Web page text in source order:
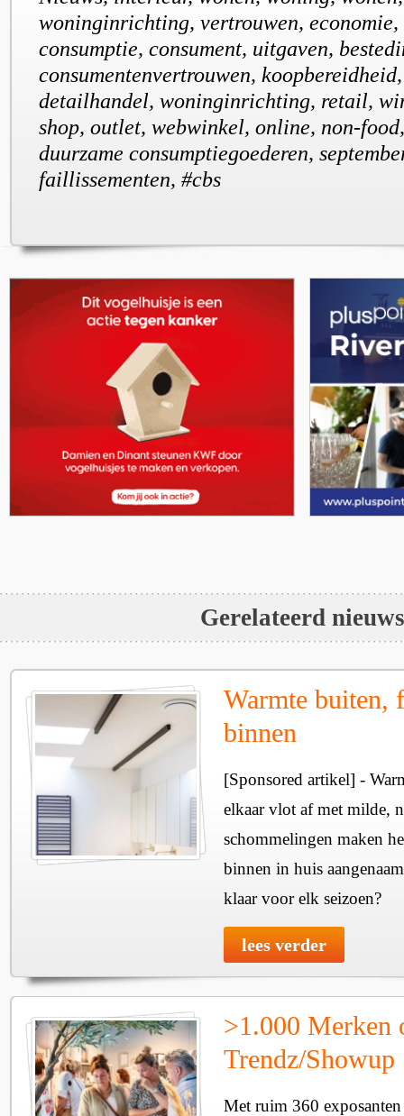
woninginrichting, vertrouwen,
consumptie, consument, uitgaven,
consumentenvertrouwen,
detailhandel, woninginrichting, retail,
shop, outlet, webwinkel, online, non-
duurzame consumptiegoederen,
faillissementen, #cbs
Gerelateerd nieuws
Warmte buiten,
binnen
[Sponsored artikel] -
elkaar vlot af met milde,
schommelingen maken
binnen in huis
klaar voor elk seizoen?
lees verder
>1.000 Merken
Trendz/Showup
Met ruim 360